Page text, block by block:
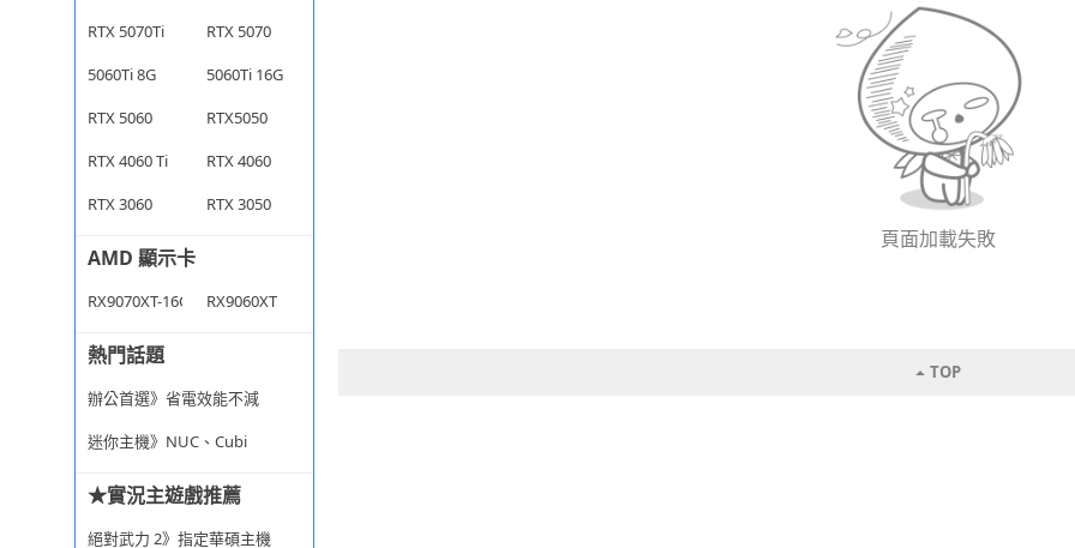
RTX 5070Ti
RTX 5070
5060Ti 8G
5060Ti 16G
RTX 5060
RTX5050
RTX 4060 Ti
RTX 4060
RTX 3060
RTX 3050
AMD 顯示卡
RX9070XT-16G RX9060XT
熱門話題
辦公首選》省電效能不減
迷你主機》NUC、Cubi
★實況主遊戲推薦
絕對武力 2》指定華碩主機
頁面加載失敗
TOP